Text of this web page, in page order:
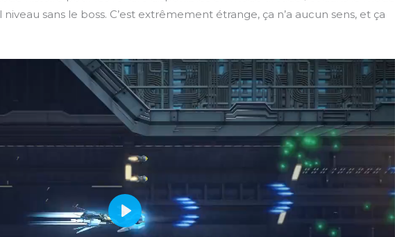
sans le boss. C’est extrêmement étrange, ça n’a aucun sens, et ça
P